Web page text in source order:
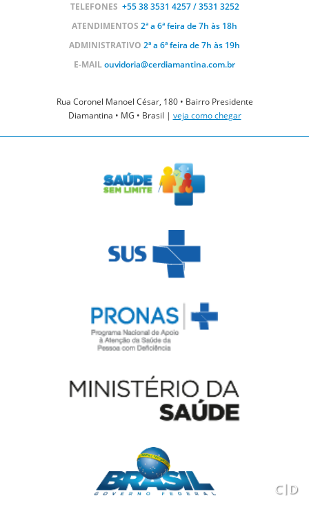
TELEFONES +55 383531 4257 / 3531 3252
ATENDIMENTOS 2ª a 6ª feira de 7h às 18h
ADMINISTRATIVO 2ª a 6ª feira de 7h às 19h
E-MAILouvidoria@cerdiamantina.com.br
Rua Coronel Manoel César, 180 • Bairro Presidente
Diamantina • MG • Brasil | veja como chegar